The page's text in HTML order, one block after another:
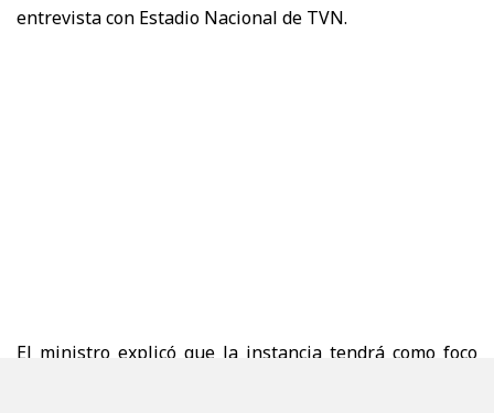
entrevista con Estadio Nacional de TVN.
El ministro explicó que la instancia tendrá como foco